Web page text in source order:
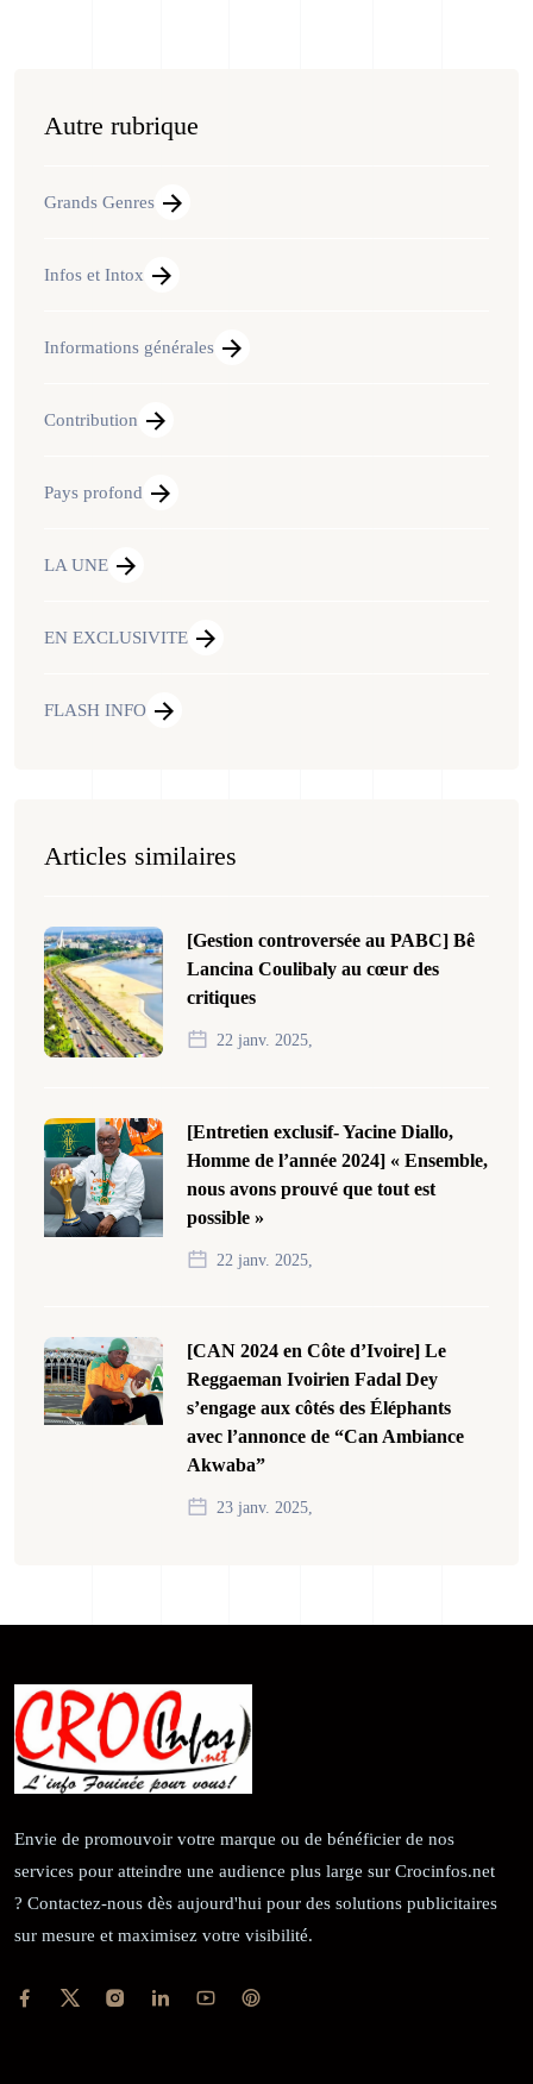
Autre rubrique
Grands Genres
Infos et Intox
Informations générales
Contribution
Pays profond
LA UNE
EN EXCLUSIVITE
FLASH INFO
Articles similaires
[Gestion controversée au PABC] Bê
Lancina Coulibaly au cœur des
critiques
22 janv. 2025,
[Entretien exclusif- Yacine Diallo,
Homme de l’année 2024] « Ensemble,
nous avons prouvé que tout est
possible »
22 janv. 2025,
[CAN 2024 en Côte d’Ivoire] Le
Reggaeman Ivoirien Fadal Dey
s’engage aux côtés des Éléphants
avec l’annonce de “Can Ambiance
Akwaba”
23 janv. 2025,
Envie de promouvoir votre marque ou de bénéficier de nos
services pour atteindre une audience plus large sur Crocinfos.net
? Contactez-nous dès aujourd'hui pour des solutions publicitaires
sur mesure et maximisez votre visibilité.